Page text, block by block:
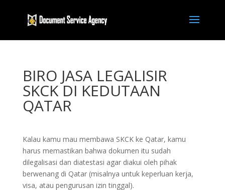
BIRO JASA LEGALISIR
SKCK DI KEDUTAAN
QATAR
Kalau kamu mau membawa SKCK ke Qatar, kamu
harus memastikan bahwa dokumen itu sudah
dilegalisasi dan diatestasi agar diakui oleh pihak
berwenang di Qatar (misalnya untuk keperluan kerja,
visa, atau pengurusan izin tinggal).